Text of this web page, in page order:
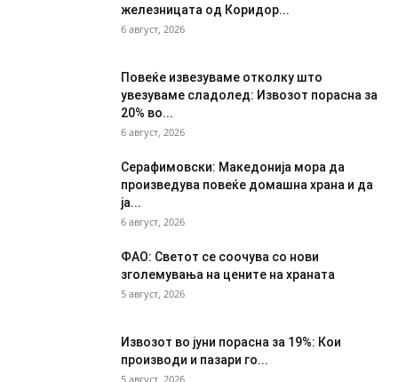
железницата од Коридор...
6 август, 2026
Повеќе извезуваме отколку што
увезуваме сладолед: Извозот порасна за
20% во...
6 август, 2026
Серафимовски: Македонија мора да
произведува повеќе домашна храна и да
ја...
6 август, 2026
ФАО: Светот се соочува со нови
зголемувања на цените на храната
5 август, 2026
Извозот во јуни порасна за 19%: Кои
производи и пазари го...
5 август, 2026